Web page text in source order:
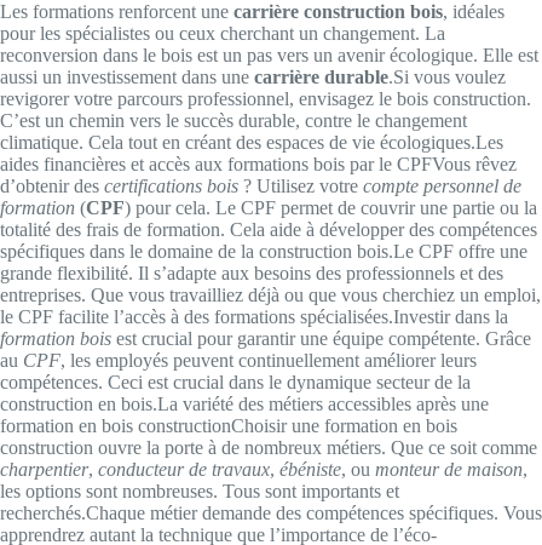
Les formations renforcent une carrière construction bois, idéales
pour les spécialistes ou ceux cherchant un changement. La
reconversion dans le bois est un pas vers un avenir écologique. Elle est
aussi un investissement dans une carrière durable.Si vous voulez
revigorer votre parcours professionnel, envisagez le bois construction.
C’est un chemin vers le succès durable, contre le changement
climatique. Cela tout en créant des espaces de vie écologiques.Les
aides financières et accès aux formations bois par le CPFVous rêvez
d’obtenir des certifications bois ? Utilisez votre compte personnel de
formation (CPF) pour cela. Le CPF permet de couvrir une partie ou la
totalité des frais de formation. Cela aide à développer des compétences
spécifiques dans le domaine de la construction bois.Le CPF offre une
grande flexibilité. Il s’adapte aux besoins des professionnels et des
entreprises. Que vous travailliez déjà ou que vous cherchiez un emploi,
le CPF facilite l’accès à des formations spécialisées.Investir dans la
formation bois est crucial pour garantir une équipe compétente. Grâce
au CPF, les employés peuvent continuellement améliorer leurs
compétences. Ceci est crucial dans le dynamique secteur de la
construction en bois.La variété des métiers accessibles après une
formation en bois constructionChoisir une formation en bois
construction ouvre la porte à de nombreux métiers. Que ce soit comme
charpentier, conducteur de travaux, ébéniste, ou monteur de maison,
les options sont nombreuses. Tous sont importants et
recherchés.Chaque métier demande des compétences spécifiques. Vous
apprendrez autant la technique que l’importance de l’éco-